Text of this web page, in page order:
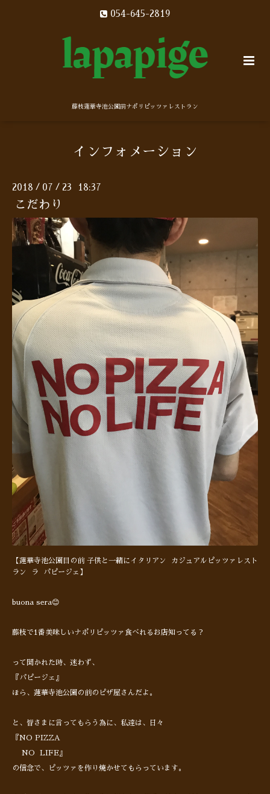
054-645-2819
藤枝蓮華寺池公園前ナポリピッツァレストラン
インフォメーション
2018 / 07 / 23 18:37
こだわり
【蓮華寺池公園目の前 子供と一緒にイタリアン カジュアルピッツァレスト
ラン ラ パピージェ】
buona sera😊
藤枝で1番美味しいナポリピッツァ食べれるお店知ってる？
って聞かれた時、迷わず、
『パピージェ』
ほら、蓮華寺池公園の前のピザ屋さんだよ。
と、皆さまに言ってもらう為に、私達は、日々
『NO PIZZA
NO LIFE』
の信念で、ピッツァを作り焼かせてもらっています。